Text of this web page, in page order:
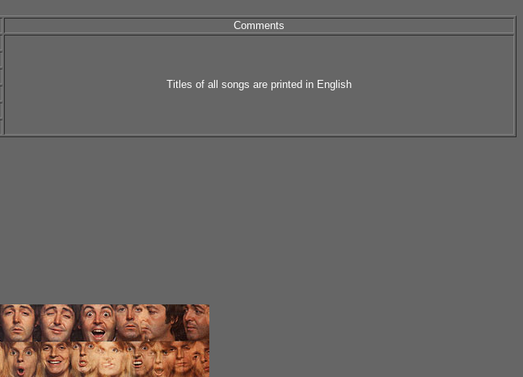
Comments
Titles of all songs are printed in English